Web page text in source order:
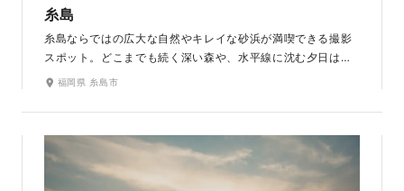
糸島
糸島ならではの広大な自然やキレイな砂浜が満喫できる撮影
スポット。どこまでも続く深い森や、水平線に沈む夕日は息
を飲むほど美しいロケーションで「日本の渚100選」「日本の夕
る写真からロマンチックな夕日まで、豊富なバリエーション
のお写真が残せます。
福岡県 糸島市